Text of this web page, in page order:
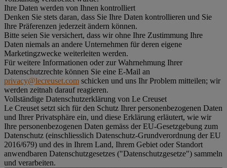
Ihre Daten werden von Ihnen kontrolliert
Denken Sie stets daran, dass Sie Ihre Daten kontrollieren und Sie
Ihre Präferenzen jederzeit ändern können.
Bitte seien Sie versichert, dass wir ohne Ihre Zustimmung Ihre
Daten niemals an andere Unternehmen für deren eigene
Marketingzwecke weiterleiten werden.
Für weitere Informationen oder zur Wahrnehmung Ihrer
Datenschutzrechte können Sie eine E-Mail an
privacy@lecreuset.com schicken und uns Ihr Problem mitteilen; wir
werden zeitnah darauf reagieren.
Vollständige Datenschutzerklärung von Le Creuset
Le Creuset setzt sich für den Schutz Ihrer personenbezogenen Daten
und Ihrer Privatsphäre ein, und diese Erklärung erläutert, wie wir
Ihre personenbezogenen Daten gemäss der EU-Gesetzgebung zum
Datenschutz (einschliesslich Datenschutz-Grundverordnung der EU
2016/679) und des in Ihrem Land, Ihrem Gebiet oder Standort
anwendbaren Datenschutzgesetzes ("Datenschutzgesetze") sammeln
und verarbeiten.